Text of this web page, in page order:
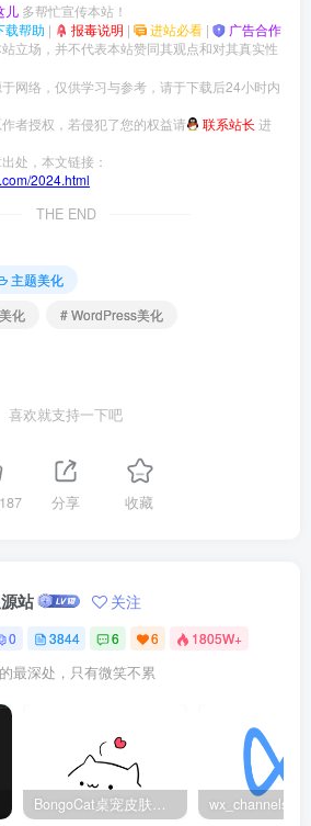
儿 多帮忙宣传本站！
载帮助 | 报毒说明 | 进站必看 | 广告合作
立场，并不代表本站赞同其观点和对其真实性
网络，仅供学习与参考，请于下载后24小时内
者授权，若侵犯了您的权益请 联系站长 进
处，本文链接：
2024.html
THE END
主题美化
化
# WordPress美化
喜欢就支持一下吧
分享 收藏
站 关注
0 3844 6 6 1805W+
最深处，只有微笑不累
BongoCat桌宠皮肤包大全：20款主题皮肤免费下载